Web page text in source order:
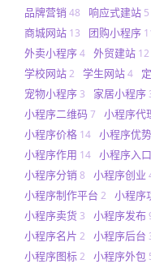
品牌营销 48 响应式建站 5
商城网站 13 团购小程序
外卖小程序4 外贸建站 12
学校网站2 学生网站4
宠物小程序 3 家居小程序
小程序二维码7 小程序代
小程序价格 14 小程序优势
小程序作用 14 小程序入口
小程序分销 8 小程序创业
小程序制作平台 2 小程序
小程序卖货 3 小程序发布
小程序名片 2 小程序后台
小程序图标2 小程序外包